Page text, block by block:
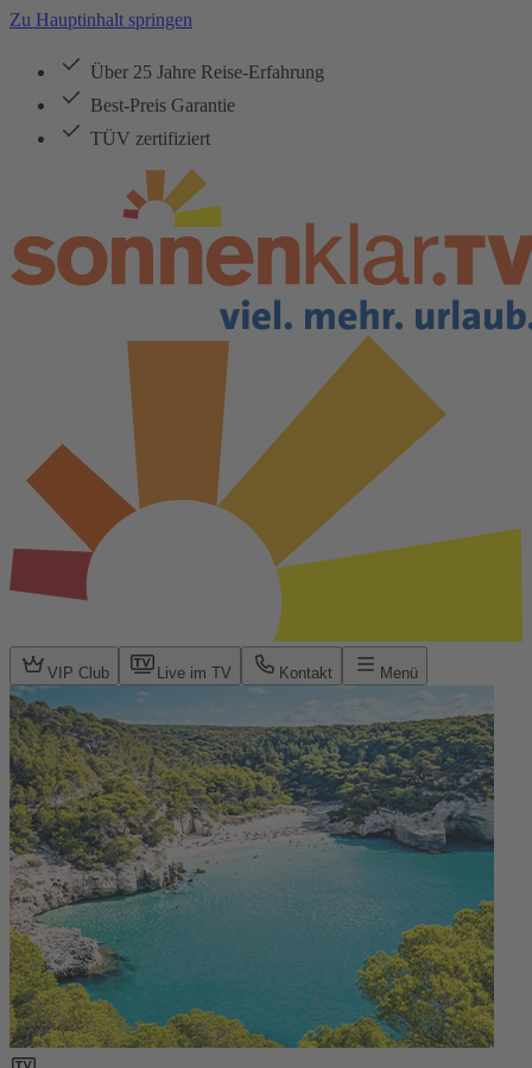
Zu Hauptinhalt springen
Über 25 Jahre Reise-Erfahrung
Best-Preis Garantie
TÜV zertifiziert
VIP Club Live im TV Kontakt Menü